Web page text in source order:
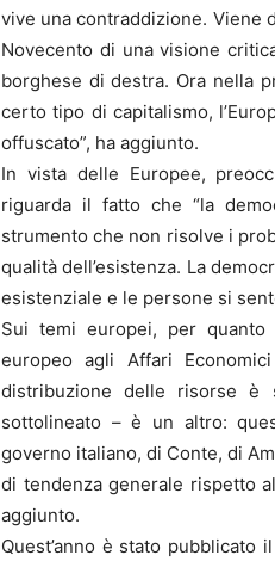
vive una contraddizione. Viene
Novecento di una visione
borghese di destra. Ora nella
certo tipo di capitalismo,
offuscato”, ha aggiunto.
In vista delle Europee,
riguarda il fatto che “la
strumento che non risolve i
qualità dell’esistenza. La
esistenziale e le persone si
Sui temi europei, per quanto
europeo agli Affari
distribuzione delle risorse è
sottolineato – è un altro:
governo italiano, di Conte, di
di tendenza generale rispetto
aggiunto.
Quest’anno è stato